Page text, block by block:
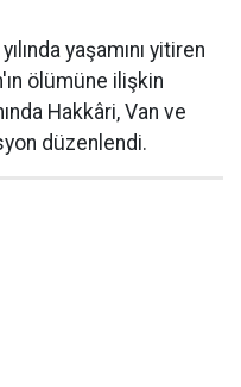
yaşamını yitiren
ölümüne ilişkin
Hakkâri, Van ve
düzenlendi.